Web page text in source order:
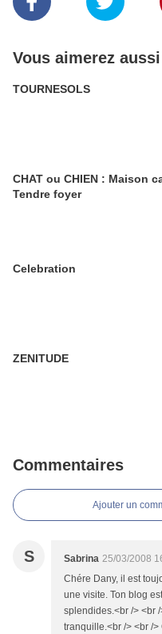
Vous aimerez aussi
TOURNESOLS
CHAT ou CHIEN : Maison
Tendre foyer
Celebration
ZENITUDE
Commentaires
Ajouter un
S Sabrina 25/03/2008
Chére Dany, il est
une visite. Ton blog
splendides.<br /> <br
tranquille.<br /> <br /